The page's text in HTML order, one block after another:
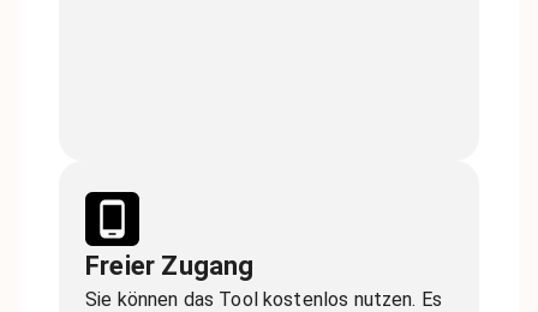
Freier Zugang
Sie können das Tool kostenlos nutzen. Es